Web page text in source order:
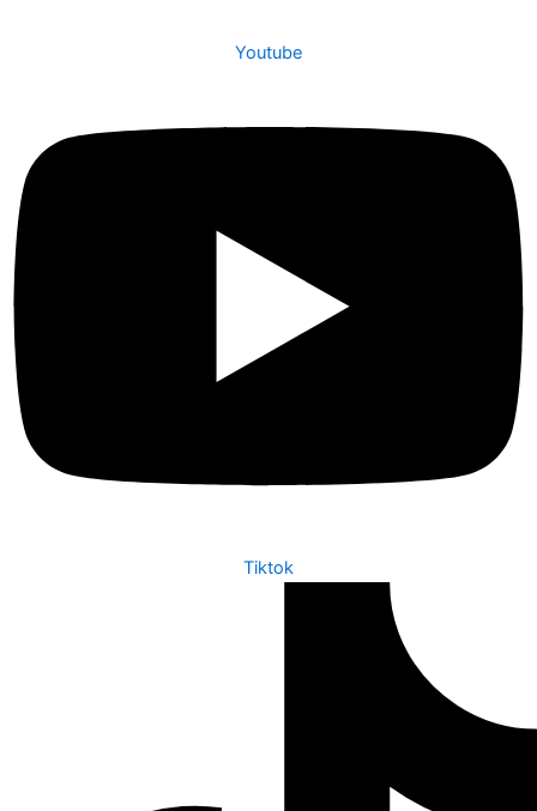
Youtube
Tiktok